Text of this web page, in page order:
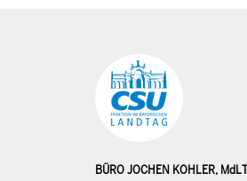
BÜRO JOCHEN KOHLER, MdL